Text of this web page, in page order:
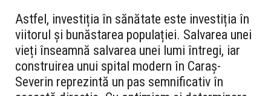
Astfel, investiția în sănătate este investiția în
viitorul și bunăstarea populației. Salvarea unei
vieți înseamnă salvarea unei lumi întregi, iar
construirea unui spital modern în Caraș-
Severin reprezintă un pas semnificativ în